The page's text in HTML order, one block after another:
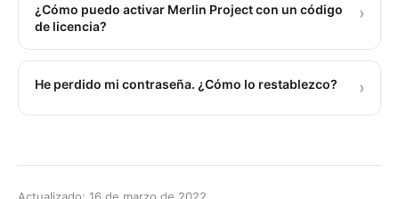
¿Cómo puedo activar Merlin Project con un código
de licencia?
›
He perdido mi contraseña. ¿Cómo lo restablezco? ›
Actualizado: 16 de marzo de 2022